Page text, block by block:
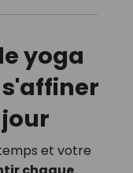
yoga
et votre